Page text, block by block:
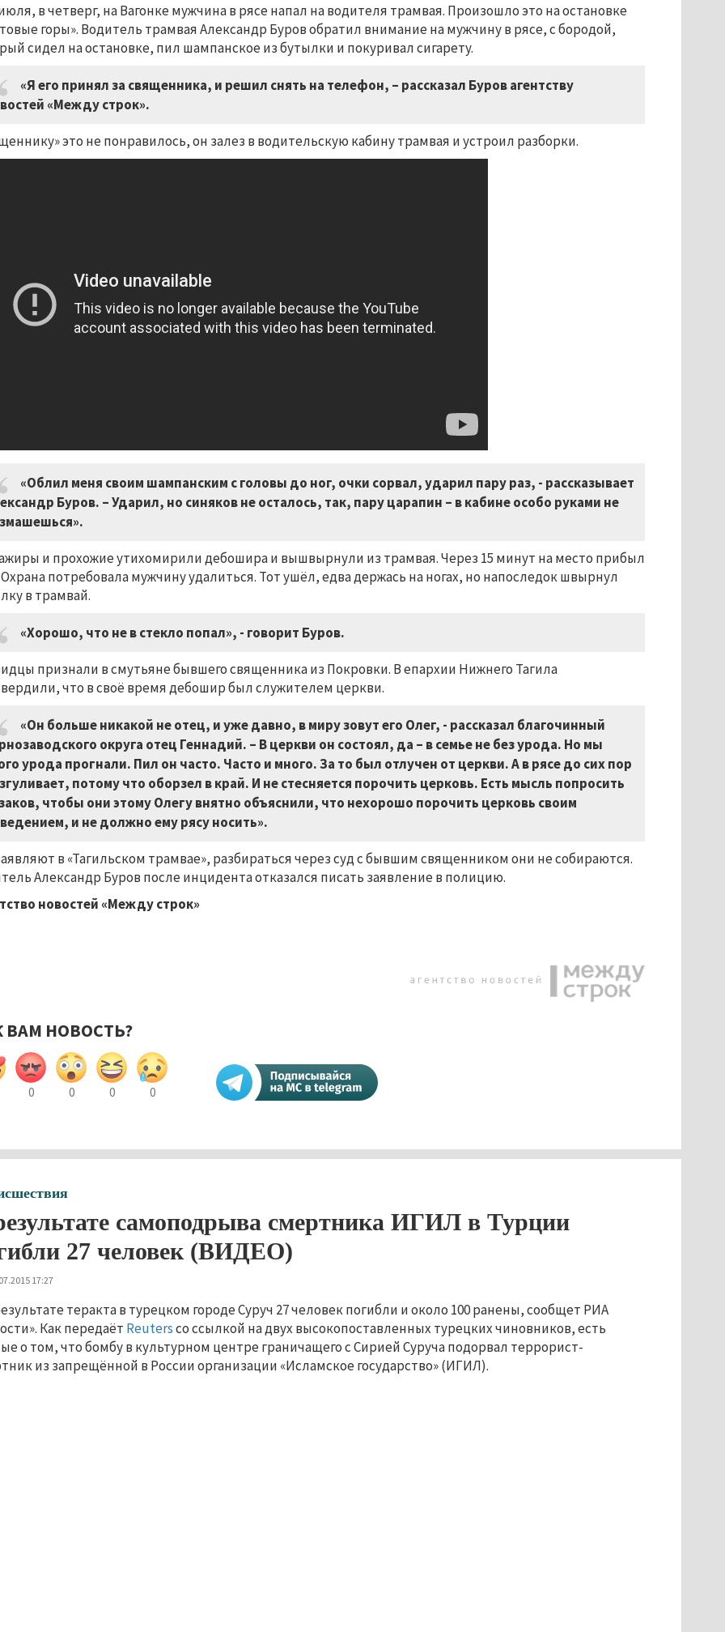
в четверг, на Вагонке мужчина в рясе напал на водителя трамвая. Произошло это на остановке
горы». Водитель трамвая Александр Буров обратил внимание на мужчину в рясе, с бородой,
сидел на остановке, пил шампанское из бутылки и покуривал сигарету.
«Я его принял за священника, и решил снять на телефон, – рассказал Буров агентству
«Между строк».
это не понравилось, он залез в водительскую кабину трамвая и устроил разборки.
«Облил меня своим шампанским с головы до ног, очки сорвал, ударил пару раз, - рассказывает
Буров. – Ударил, но синяков не осталось, так, пару царапин – в кабине особо руками не
и прохожие утихомирили дебошира и вышвырнули из трамвая. Через 15 минут на место прибыл
потребовала мужчину удалиться. Тот ушёл, едва держась на ногах, но напоследок швырнул
в трамвай.
«Хорошо, что не в стекло попал», - говорит Буров.
признали в смутьяне бывшего священника из Покровки. В епархии Нижнего Тагила
что в своё время дебошир был служителем церкви.
«Он больше никакой не отец, и уже давно, в миру зовут его Олег, - рассказал благочинный
округа отец Геннадий. – В церкви он состоял, да – в семье не без урода. Но мы
урода прогнали. Пил он часто. Часто и много. За то был отлучен от церкви. А в рясе до сих пор
потому что оборзел в край. И не стесняется порочить церковь. Есть мысль попросить
чтобы они этому Олегу внятно объяснили, что нехорошо порочить церковь своим
и не должно ему рясу носить».
в «Тагильском трамвае», разбираться через суд с бывшим священником они не собираются.
Александр Буров после инцидента отказался писать заявление в полицию.
новостей «Между строк»
ВАМ НОВОСТЬ?
0 0 0 0
самоподрыва смертника ИГИЛ в Турции
27 человек (ВИДЕО)
17:27
теракта в турецком городе Суруч 27 человек погибли и около 100 ранены, сообщет РИА
Как передаёт Reutersсо ссылкой на двух высокопоставленных турецких чиновников, есть
о том, что бомбу в культурном центре граничащего с Сирией Суруча подорвал террорист-
из запрещённой в России организации «Исламское государство» (ИГИЛ).